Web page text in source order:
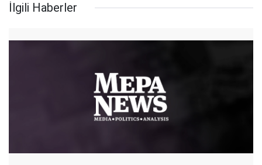
İlgili Haberler